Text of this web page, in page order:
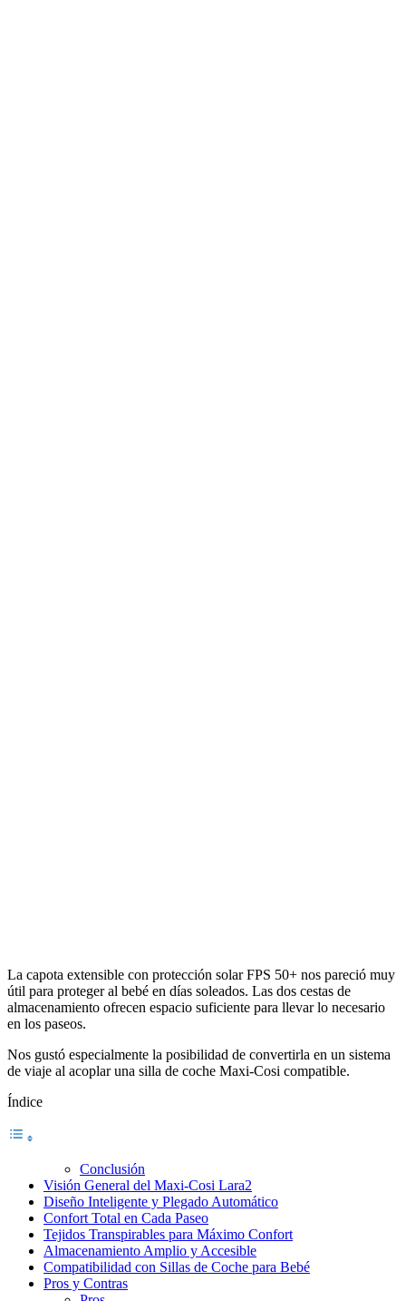
La capota extensible con protección solar FPS 50+ nos pareció muy
útil para proteger al bebé en días soleados. Las dos cestas de
almacenamiento ofrecen espacio suficiente para llevar lo necesario
en los paseos.
Nos gustó especialmente la posibilidad de convertirla en un sistema
de viaje al acoplar una silla de coche Maxi-Cosi compatible.
Índice
Conclusión
Visión General del Maxi-Cosi Lara2
Diseño Inteligente y Plegado Automático
Confort Total en Cada Paseo
Tejidos Transpirables para Máximo Confort
Almacenamiento Amplio y Accesible
Compatibilidad con Sillas de Coche para Bebé
Pros y Contras